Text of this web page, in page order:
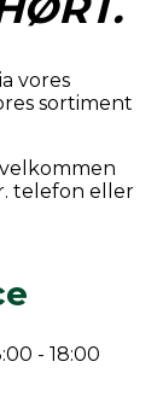
vores
sortiment
telefon eller
- 18:00